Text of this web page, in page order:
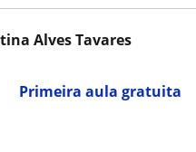
Primeira aula gratuita
Alves Tavares